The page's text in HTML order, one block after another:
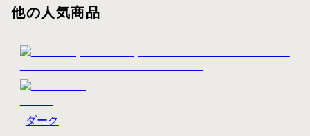
他の人気商品
ダーク